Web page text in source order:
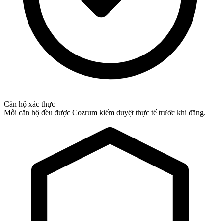
Căn hộ xác thực
Mỗi căn hộ đều được Cozrum kiểm duyệt thực tế trước khi đăng.